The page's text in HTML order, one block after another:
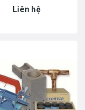
Liên hệ